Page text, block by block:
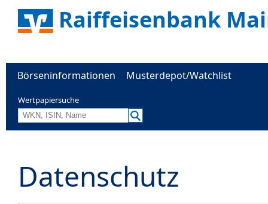
Raiffeisenbank
Börseninformationen Musterdepot/Watchlist
Wertpapiersuche
Datenschutz